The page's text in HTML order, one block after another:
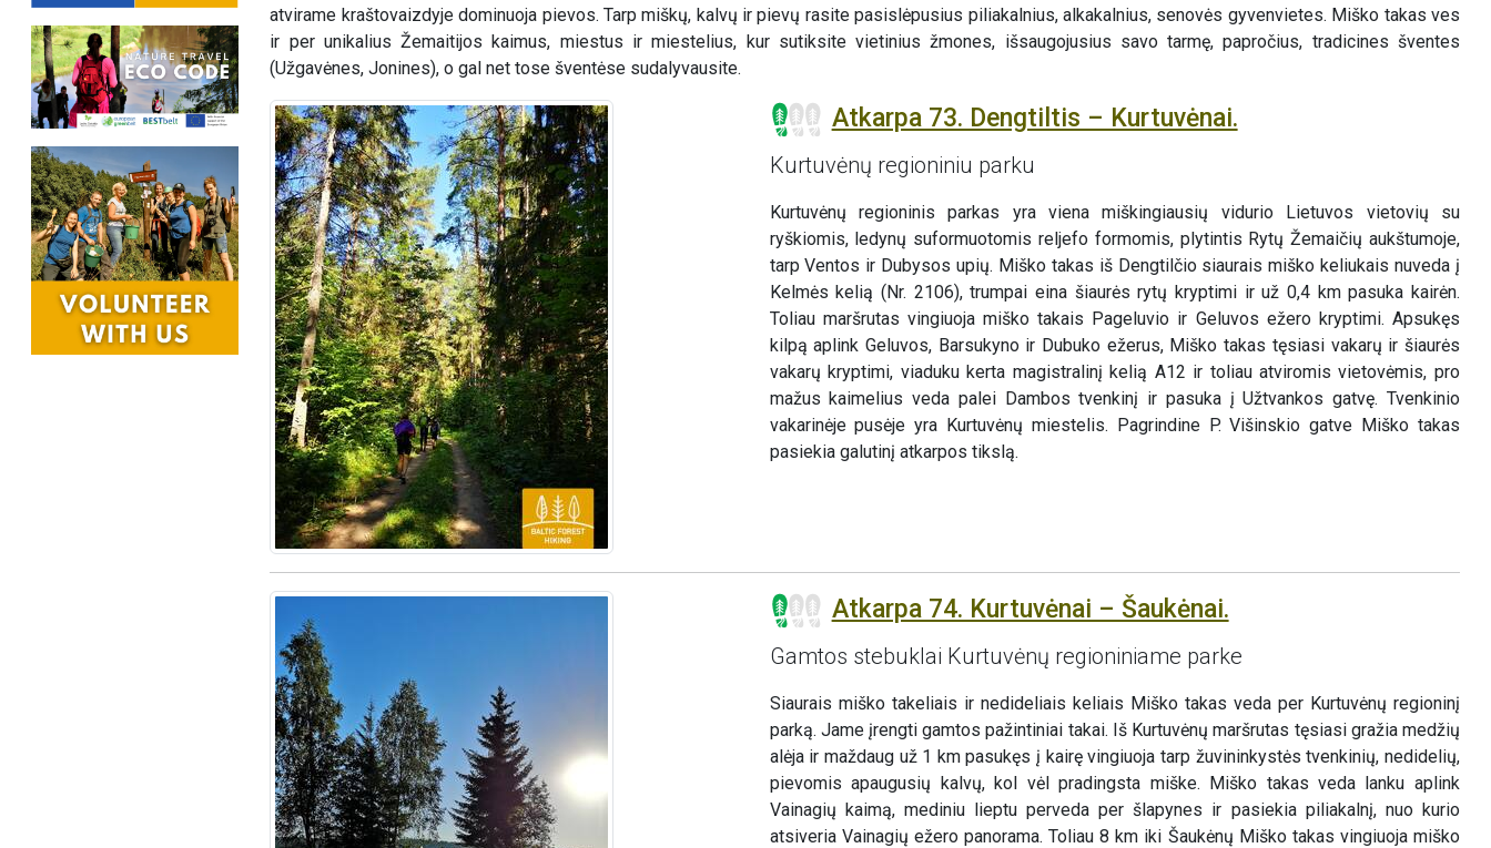
atvirame kraštovaizdyje dominuoja pievos. Tarp miškų, kalvų ir pievų rasite pasislėpusius piliakalnius, alkakalnius, senovės gyvenvietes. Miško takas ves
ir per unikalius Žemaitijos kaimus, miestus ir miestelius, kur sutiksite vietinius žmones, išsaugojusius savo tarmę, papročius, tradicines šventes
(Užgavėnes, Jonines), o gal net tose šventėse sudalyvausite.
Atkarpa 73. Dengtiltis – Kurtuvėnai.
Kurtuvėnų regioniniu parku
Kurtuvėnų regioninis parkas yra viena miškingiausių vidurio Lietuvos vietovių su
ryškiomis, ledynų suformuotomis reljefo formomis, plytintis Rytų Žemaičių aukštumoje,
tarp Ventos ir Dubysos upių. Miško takas iš Dengtilčio siaurais miško keliukais nuveda į
Kelmės kelią (Nr. 2106), trumpai eina šiaurės rytų kryptimi ir už 0,4 km pasuka kairėn.
Toliau maršrutas vingiuoja miško takais Pageluvio ir Geluvos ežero kryptimi. Apsukęs
kilpą aplink Geluvos, Barsukyno ir Dubuko ežerus, Miško takas tęsiasi vakarų ir šiaurės
vakarų kryptimi, viaduku kerta magistralinį kelią A12 ir toliau atviromis vietovėmis, pro
mažus kaimelius veda palei Dambos tvenkinį ir pasuka į Užtvankos gatvę. Tvenkinio
vakarinėje pusėje yra Kurtuvėnų miestelis. Pagrindine P. Višinskio gatve Miško takas
pasiekia galutinį atkarpos tikslą.
Atkarpa 74. Kurtuvėnai – Šaukėnai.
Gamtos stebuklai Kurtuvėnų regioniniame parke
Siaurais miško takeliais ir nedideliais keliais Miško takas veda per Kurtuvėnų regioninį
parką. Jame įrengti gamtos pažintiniai takai. Iš Kurtuvėnų maršrutas tęsiasi gražia medžių
alėja ir maždaug už 1 km pasukęs į kairę vingiuoja tarp žuvininkystės tvenkinių, nedidelių,
pievomis apaugusių kalvų, kol vėl pradingsta miške. Miško takas veda lanku aplink
Vainagių kaimą, mediniu lieptu perveda per šlapynes ir pasiekia piliakalnį, nuo kurio
atsiveria Vainagių ežero panorama. Toliau 8 km iki Šaukėnų Miško takas vingiuoja miško